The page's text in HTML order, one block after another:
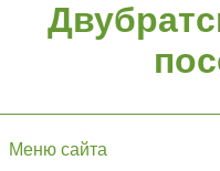
Меню сайта